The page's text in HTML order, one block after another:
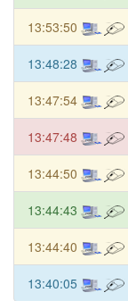
13:53:50
13:48:28
13:47:54
13:47:48
13:44:50
13:44:43
13:44:40
13:40:05